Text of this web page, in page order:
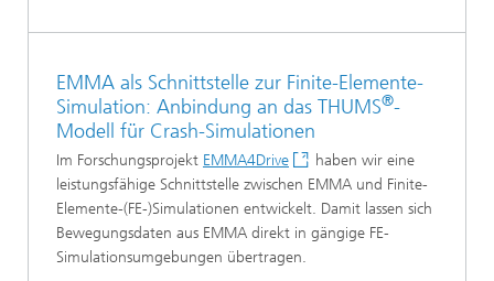
EMMA als Schnittstelle zur Finite-Elemente-
Simulation: Anbindung an das THUMS®-
Modell für Crash-Simulationen
Im Forschungsprojekt EMMA4Drive
haben wir eine
leistungsfähige Schnittstelle zwischen EMMA und Finite-
Elemente-(FE-)Simulationen entwickelt. Damit lassen sich
Bewegungsdaten aus EMMA direkt in gängige FE-
Simulationsumgebungen übertragen.